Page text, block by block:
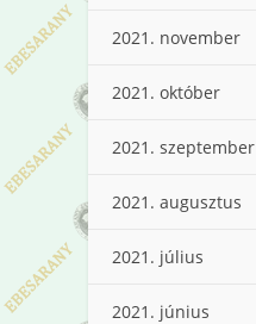
2021. november
2021. október
2021. szeptember
2021. augusztus
2021. július
2021. június